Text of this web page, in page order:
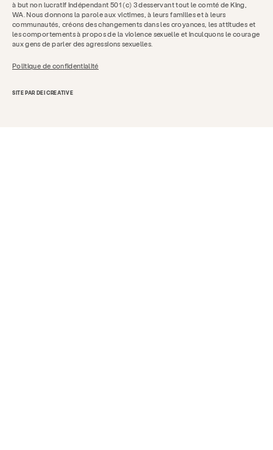
à but non lucratif indépendant 501 (c) 3 desservant tout le comté de King,
WA. Nous donnons la parole aux victimes, à leurs familles et à leurs
communautés, créons des changements dans les croyances, les attitudes et
les comportements à propos de la violence sexuelle et inculquons le courage
aux gens de parler des agressions sexuelles.
Politique de confidentialité
SITE PAR DEI CREATIVE